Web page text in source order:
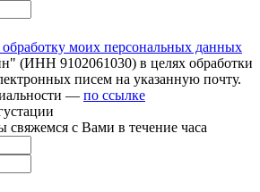
обработку моих персональных данных
(ИНН 9102061030) в целях обработки
писем на указанную почту.
— по ссылке
с Вами в течение часа